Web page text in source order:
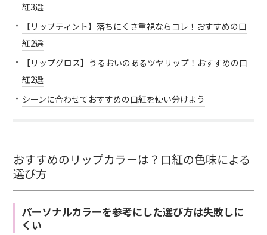
紅3選
【リップティント】落ちにくさ重視ならコレ！おすすめの口
紅2選
【リップグロス】うるおいのあるツヤリップ！おすすめの口
紅2選
シーンに合わせておすすめの口紅を使い分けよう
おすすめのリップカラーは？口紅の色味による
選び方
パーソナルカラーを参考にした選び方は失敗しに
くい